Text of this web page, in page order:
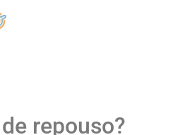
repouso?